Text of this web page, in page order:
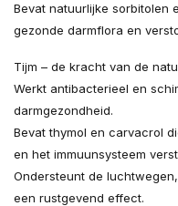
Bevat natuurlijke sorbitolen
gezonde darmflora en
Tijm – de kracht van de
Werkt antibacterieel en
darmgezondheid.
Bevat thymol en carvacrol
en het immuunsysteem
Ondersteunt de
een rustgevend effect.